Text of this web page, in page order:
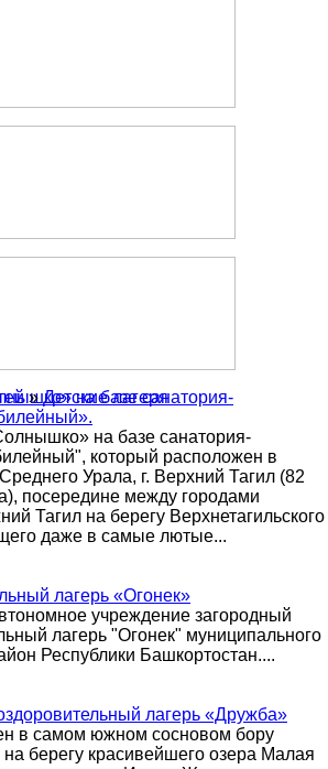
»Детские лагеря
на базе санатория-
на базе санатория-
который расположен в
Урала, г. Верхний Тагил (82
посередине между городами
Тагил на берегу Верхнетагильского
даже в самые лютые...
лагерь «Огонек»
учреждение загородный
лагерь "Огонек" муниципального
Республики Башкортостан....
лагерь «Дружба»
в самом южном сосновом бору
берегу красивейшего озера Малая